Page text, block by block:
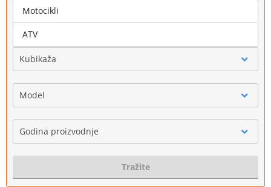
Marka
Kubikaža
Model
Godina proizvodnje
Tražite
Motocikli
ATV